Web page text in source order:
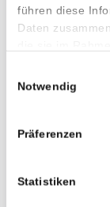
führen diese
Daten
Notwendig
Präferenzen
Statistiken
Hätte
$
- 0,00%